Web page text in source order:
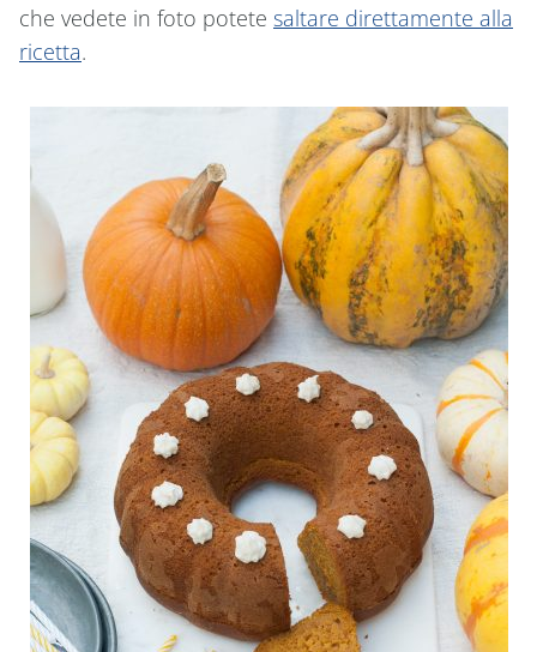
che vedete in foto potete saltare direttamente alla
ricetta.